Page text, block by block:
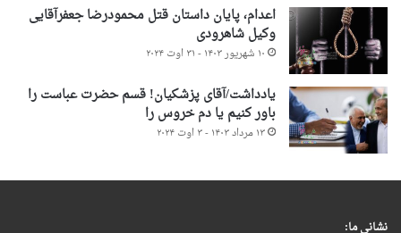
اعدام، پایان داستان قتل محمودرضا جعفرآقایی
وکیل شاهرودی
۱۰ شهریور ۱۴۰۳ - ۳۱ اوت ۲۰۲۴
یادداشت/آقای پزشکیان! قسم حضرت عباست را
باور کنیم یا دم خروس را
۱۳ مرداد ۱۴۰۳ - ۳ اوت ۲۰۲۴
نشانی ما: